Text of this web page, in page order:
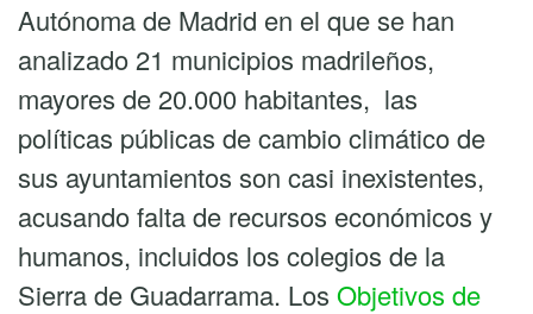
Autónoma de Madrid en el que se han
analizado 21 municipios madrileños,
mayores de 20.000 habitantes, las
políticas públicas de cambio climático de
sus ayuntamientos son casi inexistentes,
acusando falta de recursos económicos y
humanos, incluidos los colegios de la
Sierra de Guadarrama. Los Objetivos de